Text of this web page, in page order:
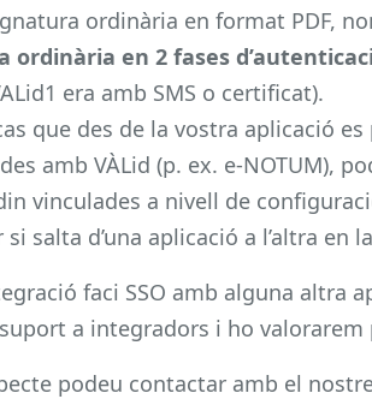
ordinària en format PDF,
ordinària en 2 fases
era amb SMS o certificat).
que des de la vostra aplicació
amb VÀLid (p. ex. e-NOTUM),
vinculades a nivell de
salta d’una aplicació a l’altra en
faci SSO amb alguna altra
a integradors i ho valorarem
podeu contactar amb el